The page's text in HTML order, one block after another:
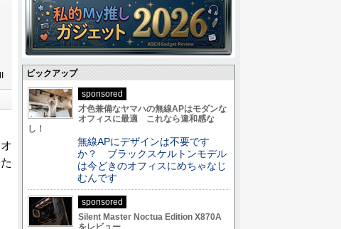
ピックアップ
sponsored
才色兼備なヤマハの無線APはモダンな
オフィスに最適 これなら違和感な
し！
無線APにデザインは不要です
か？ ブラックスケルトンモデル
は今どきのオフィスにめちゃなじ
むんです
sponsored
Silent Master Noctua Edition X870A
をレビュー